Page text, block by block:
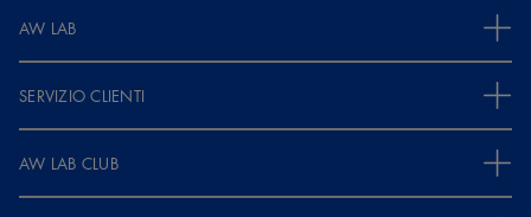
AW LAB
SERVIZIO CLIENTI
AW LAB CLUB